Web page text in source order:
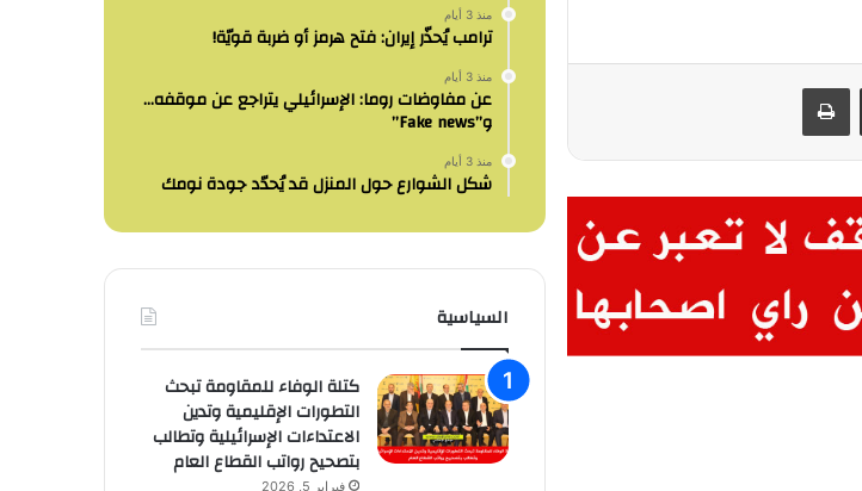
مشاركة عبر البريد طباعة
منذ 3 أيام
ترامب يُحذّر إيران: فتح هرمز أو ضربة قويّة!
منذ 3 أيام
عن مفاوضات روما: الإسرائيلي يتراجع عن موقفه…
و”Fake news”
منذ 3 أيام
شكل الشوارع حول المنزل قد يُحدّد جودة نومك
السياسية
كتلة الوفاء للمقاومة تبحث
التطورات الإقليمية وتدين
الاعتداءات الإسرائيلية وتطالب
بتصحيح رواتب القطاع العام
فبراير 5, 2026